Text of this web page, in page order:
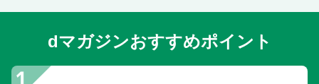
dマガジンおすすめポイント